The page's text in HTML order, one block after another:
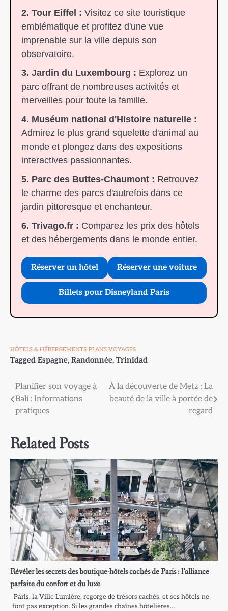
2. Tour Eiffel : Visitez ce site touristique
emblématique et profitez d'une vue
imprenable sur la ville depuis son
observatoire.
3. Jardin du Luxembourg : Explorez un
parc offrant de nombreuses activités et
merveilles pour toute la famille.
4. Muséum national d'Histoire naturelle :
Admirez le plus grand squelette d'animal au
monde et plongez dans des expositions
interactives passionnantes.
5. Parc des Buttes-Chaumont : Retrouvez
le charme des parcs d'autrefois dans ce
jardin pittoresque et enchanteur.
6. Trivago.fr : Comparez les prix des hôtels
et des hébergements dans le monde entier.
Réserver un hôtel Réserver une voiture
Billets pour Disneyland Paris
HÔTELS & HÉBERGEMENTS PLANS VOYAGES
Tagged Espagne, Randonnée, Trinidad
Navigation
de
Planifier son voyage à
Bali : Informations
pratiques
À la découverte de Metz : La
beauté de la ville à portée de
regard
Related Posts
Révéler les secrets des boutique-hôtels cachés de Paris : l’alliance
parfaite du confort et du luxe
Paris, la Ville Lumière, regorge de trésors cachés, et ses hôtels ne
font pas exception. Si les grandes chaînes hôtelières…